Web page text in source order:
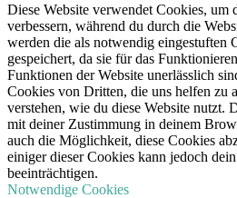
Diese Website verwendet Cookies, um
verbessern, während du durch die
werden die als notwendig eingestuften
gespeichert, da sie für das
Funktionen der Website unerlässlich
Cookies von Dritten, die uns helfen zu
verstehen, wie du diese Website nutzt.
mit deiner Zustimmung in deinem
auch die Möglichkeit, diese Cookies
einiger dieser Cookies kann jedoch
beeinträchtigen.
Notwendige Cookies